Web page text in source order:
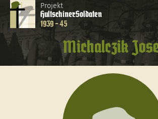
Projekt
HultschinerSoldaten
1939 - 45
Michalczik